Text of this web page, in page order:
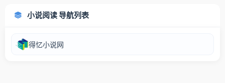
小说阅读 导航列表
得忆小说网